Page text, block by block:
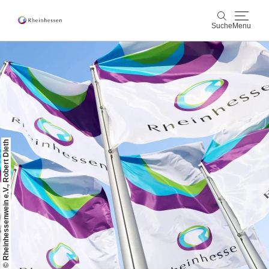
Suche Menu
Suche
Wein & Genuss
Aktiv & Natur
Kultur & Städte
Veranstaltungen
Buchung & Service
ShopRheinhessen-Blog
© Rheinhessenwein e.V., Robert Dieth